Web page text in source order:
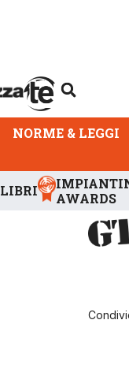
NORME & LEGGI
LIBRI
AWARDS